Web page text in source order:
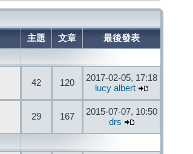
主題 文章
最後發表
42 120
2017-02-05, 17:18
lucy albert
29 167
2015-07-07, 10:50
drs